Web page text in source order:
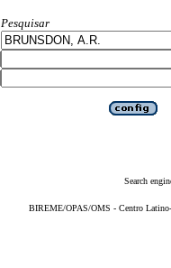
Pesquisar
Search
BIREME/OPAS/OMS - Centro Latino-